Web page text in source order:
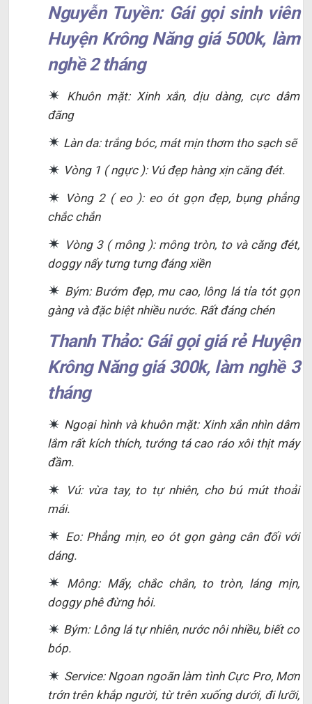
Nguyễn Tuyền: Gái gọi sinh viên
Huyện Krông Năng giá 500k, làm
nghề 2 tháng
Khuôn mặt: Xinh xắn, dịu dàng, cực dâm
đãng
Làn da: trắng bóc, mát mịn thơm tho sạch sẽ
Vòng 1 ( ngực ): Vú đẹp hàng xịn căng đét.
Vòng 2 ( eo ): eo ót gọn đẹp, bụng phẳng
chắc chắn
Vòng 3 ( mông ): mông tròn, to và căng đét,
doggy nẩy tưng tưng đáng xiền
Bým: Bướm đẹp, mu cao, lông lá tỉa tót gọn
gàng và đặc biệt nhiều nước. Rất đáng chén
Thanh Thảo: Gái gọi giá rẻ Huyện
Krông Năng giá 300k, làm nghề 3
tháng
Ngoại hình và khuôn mặt: Xinh xắn nhìn dâm
lắm rất kích thích, tướng tá cao ráo xôi thịt máy
đầm.
Vú: vừa tay, to tự nhiên, cho bú mút thoải
mái.
Eo: Phẳng mịn, eo ót gọn gàng cân đối với
dáng.
Mông: Mẩy, chắc chắn, to tròn, láng mịn,
doggy phê đừng hỏi.
Bým: Lông lá tự nhiên, nước nôi nhiều, biết co
bóp.
Service: Ngoan ngoãn làm tình Cực Pro, Mơn
trớn trên khắp người, từ trên xuống dưới, đi lưỡi,